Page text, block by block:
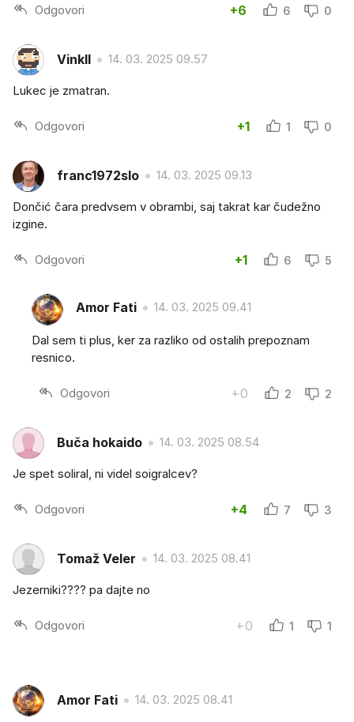
Odgovori +6 6 0
Vinkll 14. 03. 2025 09.57
Lukec je zmatran.
Odgovori +1 1 0
franc1972slo 14. 03. 2025 09.13
Dončić čara predvsem v obrambi, saj takrat kar čudežno
izgine.
Odgovori +1 6 5
Amor Fati 14. 03. 2025 09.41
Dal sem ti plus, ker za razliko od ostalih prepoznam
resnico.
Odgovori +0 2 2
Buča hokaido 14. 03. 2025 08.54
Je spet soliral, ni videl soigralcev?
Odgovori +4 7 3
Tomaž Veler 14. 03. 2025 08.41
Jezerniki???? pa dajte no
Odgovori +0 1 1
Amor Fati 14. 03. 2025 08.41